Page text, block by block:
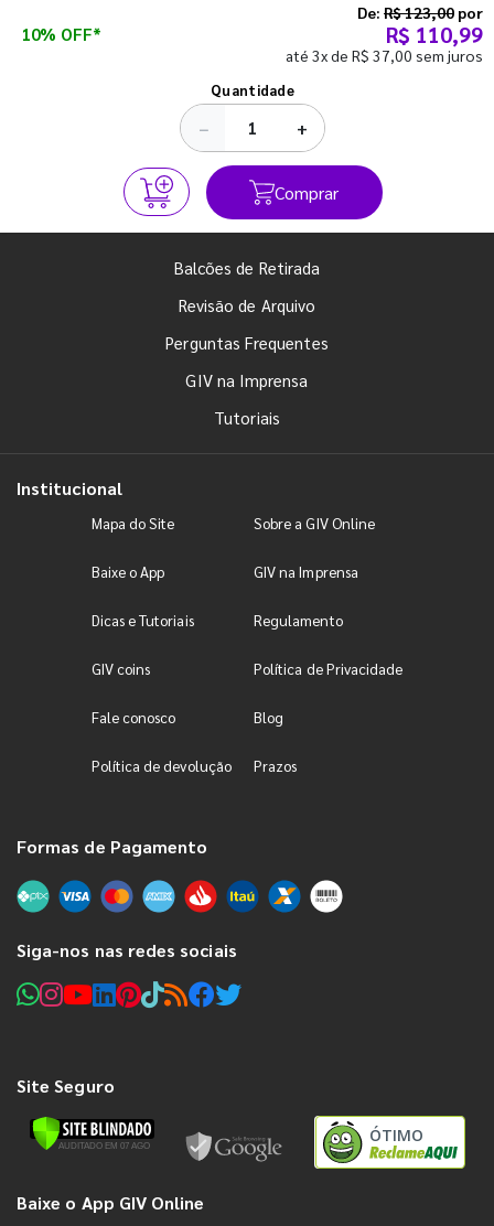
10% OFF*
De: R$ 123,00 por
R$ 110,99
até 3x de R$ 37,00 sem juros
Quantidade
− +
Comprar
Balcões de Retirada
Revisão de Arquivo
Perguntas Frequentes
GIV na Imprensa
Tutoriais
Institucional
Mapa do Site Sobre a GIV Online
Baixe o App GIV na Imprensa
Dicas e Tutoriais Regulamento
GIV coins Política de Privacidade
Fale conosco Blog
Política de devolução Prazos
Formas de Pagamento
Siga-nos nas redes sociais
Site Seguro
ÓTIMO
Baixe o App GIV Online